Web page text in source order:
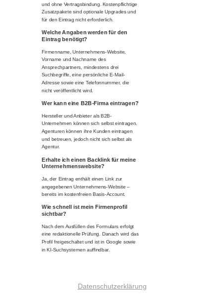
Datenschutzerklärung
und ohne Vertragsbindung. Kostenpflichtige
Zusatzpakete sind optionale Upgrades und
für den Eintrag nicht erforderlich.
Welche Angaben werden für den
Eintrag benötigt?
Firmenname, Unternehmens-Website,
Vorname und Nachname des
Ansprechpartners, mindestens drei
Suchbegriffe, eine persönliche E-Mail-
Adresse sowie eine Telefonnummer, die
nicht veröffentlicht wird.
Wer kann eine B2B-Firma eintragen?
Hersteller und Anbieter als B2B-
Unternehmen können sich selbst eintragen.
Agenturen können ihre Kunden eintragen
und betreuen, jedoch nicht sich selbst als
Agentur.
Erhalte ich einen Backlink für meine
Unternehmenswebsite?
Ja, der Eintrag enthält einen Link zur
angegebenen Unternehmens-Website –
bereits im kostenfreien Basis-Account.
Wie schnell ist mein Firmenprofil
sichtbar?
Nach dem Ausfüllen des Formulars erfolgt
eine redaktionelle Prüfung. Danach wird das
Profil freigeschaltet und ist in Google sowie
in KI-Suchsystemen auffindbar.